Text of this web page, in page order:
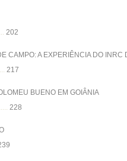
202
CAMPO: A EXPERIÊNCIA DO INRC
217
BUENO EM GOIÂNIA
228